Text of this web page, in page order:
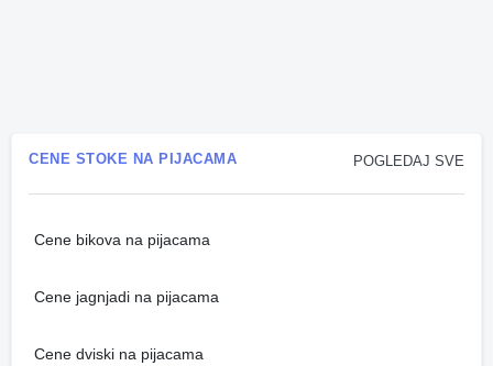
POGLEDAJ SVE
CENE STOKE NA PIJACAMA
Cene bikova na pijacama
Cene jagnjadi na pijacama
Cene dviski na pijacama